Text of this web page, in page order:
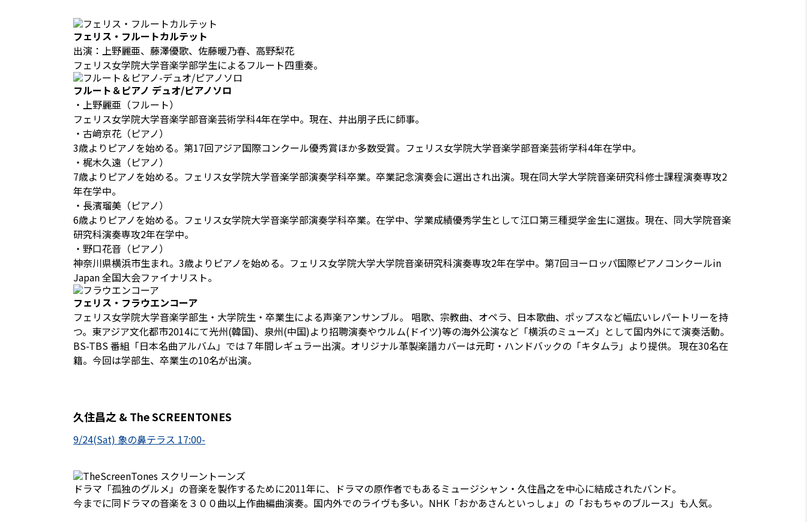
フェリス・フルートカルテット
出演：上野麗亜、藤澤優歌、佐藤暖乃春、高野梨花
フェリス女学院大学音楽学部学生によるフルート四重奏。
フルート＆ピアノ デュオ/ピアノソロ
・上野麗亜（フルート）
フェリス女学院大学音楽学部音楽芸術学科4年在学中。現在、井出朋子氏に師事。
・古﨑京花（ピアノ）
3歳よりピアノを始める。第17回アジア国際コンクール優秀賞ほか多数受賞。フェリス女学院大学音楽学部音楽芸術学科4年在学中。
・梶木久遠（ピアノ）
7歳よりピアノを始める。フェリス女学院大学音楽学部演奏学科卒業。卒業記念演奏会に選出され出演。現在同大学大学院音楽研究科修士課程演奏専攻2
年在学中。
・長濱瑠美（ピアノ）
6歳よりピアノを始める。フェリス女学院大学音楽学部演奏学科卒業。在学中、学業成績優秀学生として江口第三種奨学金生に選抜。現在、同大学院音楽
研究科演奏専攻2年在学中。
・野口花音（ピアノ）
神奈川県横浜市生まれ。3歳よりピアノを始める。フェリス女学院大学大学院音楽研究科演奏専攻2年在学中。第7回ヨーロッパ国際ピアノコンクールin
Japan 全国大会ファイナリスト。
フェリス・フラウエンコーア
フェリス女学院大学音楽学部生・大学院生・卒業生による声楽アンサンブル。 唱歌、宗教曲、オペラ、日本歌曲、ポップスなど幅広いレパートリーを持
つ。東アジア文化都市2014にて光州(韓国)、泉州(中国)より招聘演奏やウルム(ドイツ)等の海外公演など「横浜のミューズ」として国内外にて演奏活動。
BS-TBS 番組「日本名曲アルバム」では７年間レギュラー出演。オリジナル革製楽譜カバーは元町・ハンドバックの「キタムラ」より提供。 現在30名在
籍。今回は学部生、卒業生の10名が出演。
久住昌之 & The SCREENTONES
9/24(Sat) 象の鼻テラス 17:00-
ドラマ「孤独のグルメ」の音楽を製作するために2011年に、ドラマの原作者でもあるミュージシャン・久住昌之を中心に結成されたバンド。
今までに同ドラマの音楽を３００曲以上作曲編曲演奏。国内外でのライヴも多い。NHK「おかあさんといっしょ」の「おもちゃのブルース」も人気。